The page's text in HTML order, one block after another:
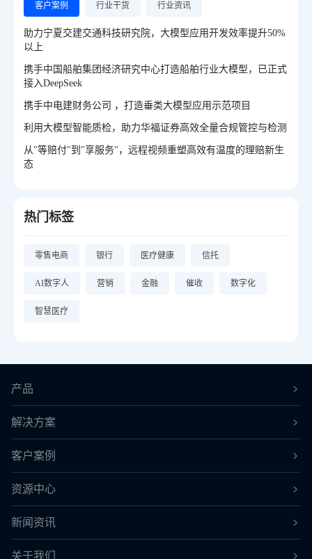
客户案例 行业干货 行业资讯
助力宁夏交建交通科技研究院，大模型应用开发效率提升50%
以上
携手中国船舶集团经济研究中心打造船舶行业大模型，已正式
接入DeepSeek
携手中电建财务公司 ，打造垂类大模型应用示范项目
利用大模型智能质检，助力华福证券高效全量合规管控与检测
从"等赔付"到"享服务"，远程视频重塑高效有温度的理赔新生
态
热门标签
零售电商 银行 医疗健康 信托
AI数字人 营销 金融 催收 数字化
智慧医疗
产品
解决方案
客户案例
资源中心
新闻资讯
关于我们